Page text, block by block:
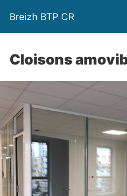
Breizh BTP CR
Cloisons